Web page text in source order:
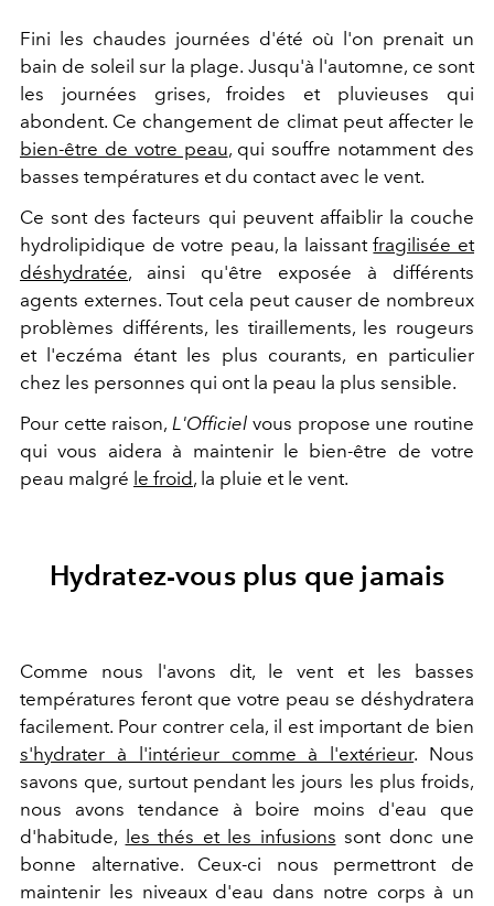
Fini les chaudes journées d'été où l'on prenait un
bain de soleil sur la plage. Jusqu'à l'automne, ce sont
les journées grises, froides et pluvieuses qui
abondent. Ce changement de climat peut affecter le
bien-être de votre peau, qui souffre notamment des
basses températures et du contact avec le vent.
Ce sont des facteurs qui peuvent affaiblir la couche
hydrolipidique de votre peau, la laissantfragilisée et
déshydratée, ainsi qu'être exposée à différents
agents externes. Tout cela peut causer de nombreux
problèmes différents, les tiraillements, les rougeurs
et l'eczéma étant les plus courants, en particulier
chez les personnes qui ont la peau la plus sensible.
Pour cette raison, L'Officiel vous propose une routine
qui vous aidera à maintenir le bien-être de votre
peau malgré le froid, la pluie et le vent.
Hydratez-vous plus que jamais
Comme nous l'avons dit, le vent et les basses
températures feront que votre peau se déshydratera
facilement. Pour contrer cela, il est important de bien
s'hydrater à l'intérieur comme à l'extérieur. Nous
savons que, surtout pendant les jours les plus froids,
nous avons tendance à boire moins d'eau que
d'habitude, les thés et les infusions sont donc une
bonne alternative. Ceux-ci nous permettront de
maintenir les niveaux d'eau dans notre corps à un